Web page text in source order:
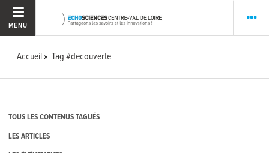
MENU
Accueil Tag #decouverte
TOUS LES CONTENUS TAGUÉS
LES ARTICLES